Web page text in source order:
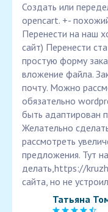
Создать или
opencart. +-
Перенести на наш
сайт) Перенести
простую форму
вложение файла.
почту. Можно
обязательно
быть адаптирован
Желательно
рассмотреть
предложения. Тут
делать,https://
сайта, но не
Татьяна